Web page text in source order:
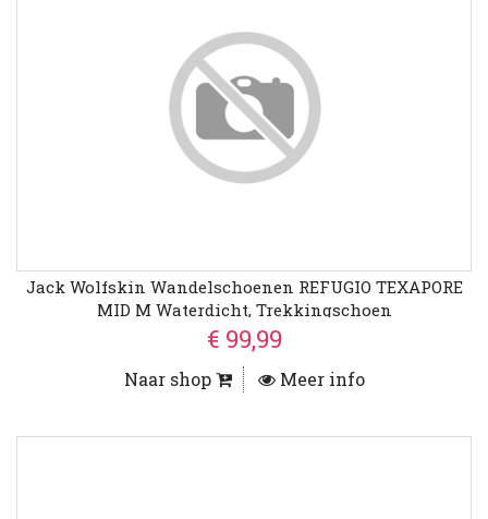
Jack Wolfskin Wandelschoenen REFUGIO TEXAPORE
MID M Waterdicht, Trekkingschoen
€ 99,99
Naar shop Meer info